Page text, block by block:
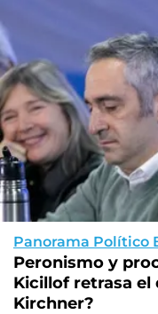
Panorama Político
Peronismo y
Kicillof retrasa el
Kirchner?